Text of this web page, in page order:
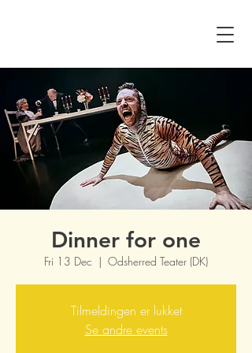
Dinner for one
Fri 13 Dec
  |
Odsherred Teater (DK)
Tilmeldingen er lukket
Se andre events